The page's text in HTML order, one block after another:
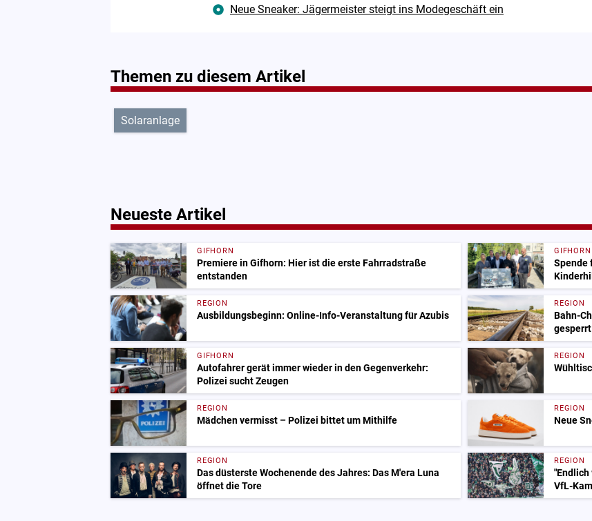
Neue Sneaker: Jägermeister steigt ins Modegeschäft ein
Themen zu diesem Artikel
Solaranlage
Neueste Artikel
GIFHORN
Premiere in Gifhorn: Hier ist die erste Fahrradstraße
entstanden
GIFHORN
Spende
REGION
Ausbildungsbeginn: Online-Info-Veranstaltung für Azubis
REGION
Bahn-
gesperrt
GIFHORN
Autofahrer gerät immer wieder in den Gegenverkehr:
Polizei sucht Zeugen
REGION
REGION
Mädchen vermisst – Polizei bittet um Mithilfe
REGION
Neue
REGION
Das düsterste Wochenende des Jahres: Das M'era Luna
öffnet die Tore
REGION
VfL-